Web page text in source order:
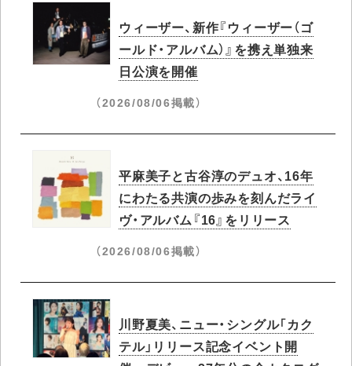
ウィーザー、新作『ウィーザー（ゴ
ールド・アルバム）』を携え単独来
日公演を開催
（2026/08/06掲載）
平麻美子と古谷淳のデュオ、16年
にわたる共演の歩みを刻んだライ
ヴ・アルバム『16』をリリース
（2026/08/06掲載）
川野夏美、ニュー・シングル「カク
テル」リリース記念イベント開